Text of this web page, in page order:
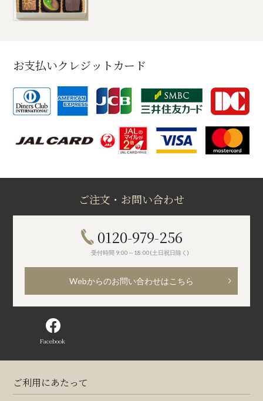
お支払いクレジットカード
ご注文・お問い合わせ
0120-979-256
受付時間 9:00～18:00(土日祝日除く)
Webからのお問い合わせはこちら
Facebook
ご利用にあたって